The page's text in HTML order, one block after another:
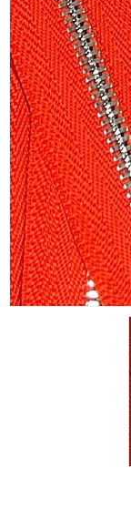
Verzending
Aanbiedingen
Merken